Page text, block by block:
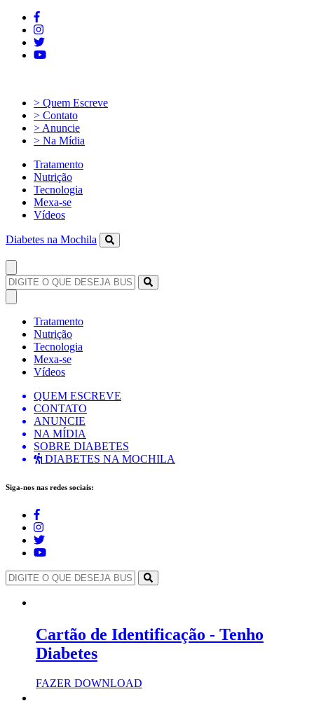
> Quem Escreve
> Contato
> Anuncie
> Na Mídia
Tratamento
Nutrição
Tecnologia
Mexa-se
Vídeos
Diabetes na Mochila
Tratamento
Nutrição
Tecnologia
Mexa-se
Vídeos
QUEM ESCREVE
CONTATO
ANUNCIE
NA MÍDIA
SOBRE DIABETES
DIABETES NA MOCHILA
Siga-nos nas redes sociais:
Cartão de Identificação - Tenho
Diabetes
FAZER DOWNLOAD